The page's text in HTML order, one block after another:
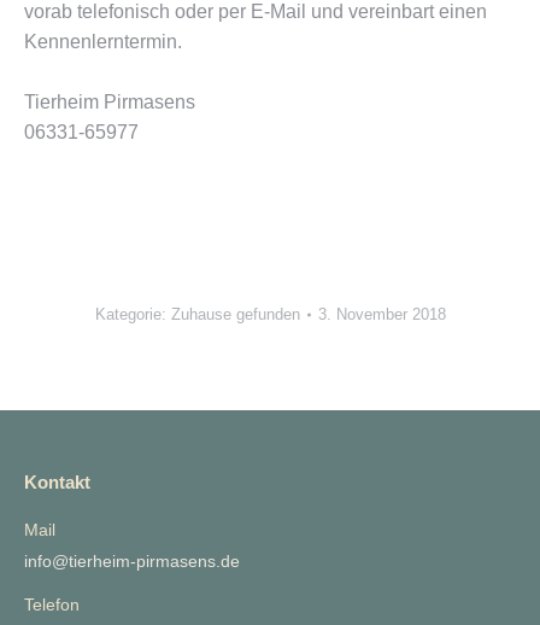
vorab telefonisch oder per E-Mail und vereinbart einen
Kennenlerntermin.
Tierheim Pirmasens
06331-65977
Kategorie: Zuhause gefunden 3. November 2018
Kontakt
Mail
info@tierheim-pirmasens.de
Telefon